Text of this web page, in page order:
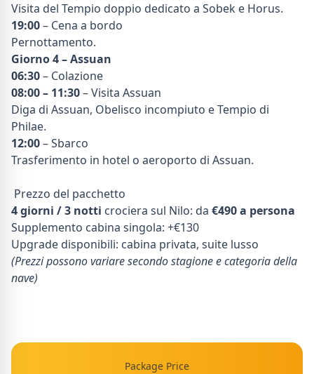
Visita del Tempio doppio dedicato a Sobek e Horus.
19:00– Cena a bordo
Pernottamento.
Giorno 4 – Assuan
06:30– Colazione
08:00 – 11:30– Visita Assuan
Diga di Assuan, Obelisco incompiuto e Tempio di
Philae.
12:00– Sbarco
Trasferimento in hotel o aeroporto di Assuan.
Prezzo del pacchetto
4 giorni / 3 notti crociera sul Nilo: da €490 a persona
Supplemento cabina singola: +€130
Upgrade disponibili: cabina privata, suite lusso
(Prezzi possono variare secondo stagione e categoria della
nave)
Package Price